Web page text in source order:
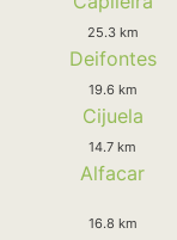
25.3 km
Deifontes
19.6 km
Cijuela
14.7 km
Alfacar
16.8 km